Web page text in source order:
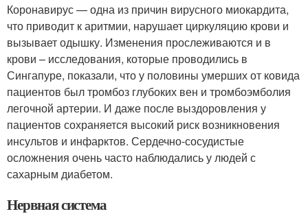
Коронавирус — одна из причин вирусного миокардита,
что приводит к аритмии, нарушает циркуляцию крови и
вызывает одышку. Изменения прослеживаются и в
крови – исследования, которые проводились в
Сингапуре, показали, что у половины умерших от ковида
пациентов был тромбоз глубоких вен и тромбоэмболия
легочной артерии. И даже после выздоровления у
пациентов сохраняется высокий риск возникновения
инсультов и инфарктов. Сердечно-сосудистые
осложнения очень часто наблюдались у людей с
сахарным диабетом.
Нервная система